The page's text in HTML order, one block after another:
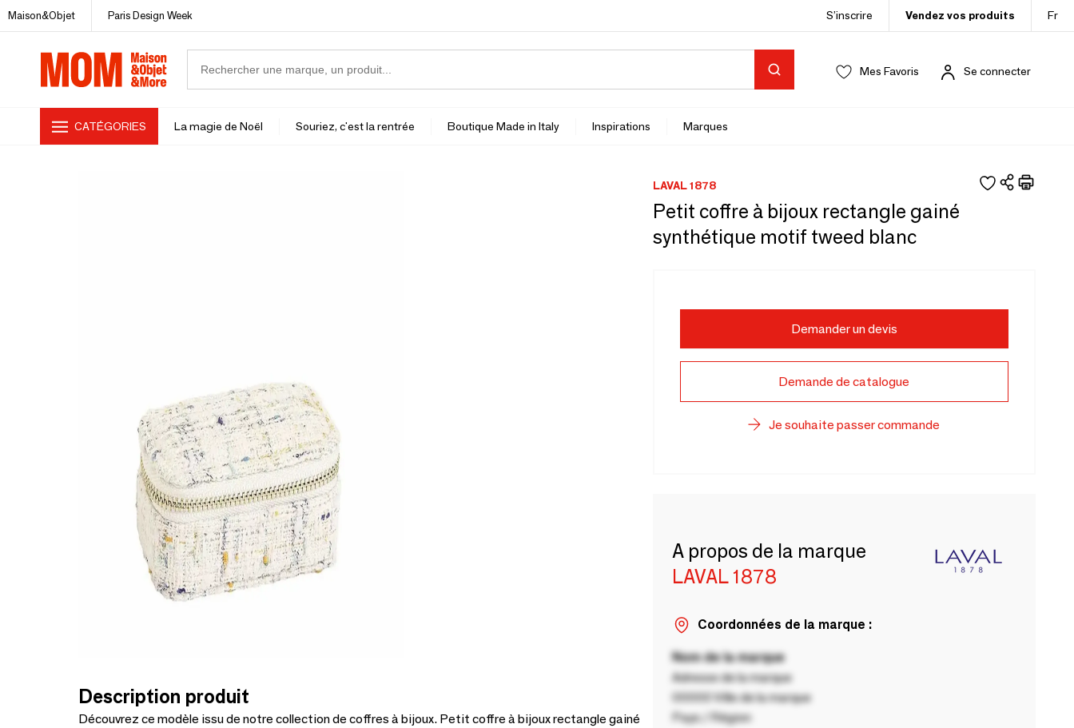
Maison&Objet Paris Design Week S’inscrire Vendez vos produits Fr
Mes Favoris Se connecter
CATÉGORIES La magie de Noël Souriez, c'est la rentrée Boutique Made in Italy Inspirations Marques
Description produit
Découvrez ce modèle issu de notre collection de coffres à bijoux. Petit coffre à bijoux rectangle gainé
LAVAL 1878
Petit coffre à bijoux rectangle gainé
synthétique motif tweed blanc
Demander un devis
Demande de catalogue
Je souhaite passer commande
A propos de la marque
LAVAL 1878
Coordonnées de la marque :
Nom de la marque
Adresse de la marque
00000 Ville de la marque
Pays / Région